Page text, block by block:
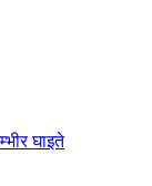
घाइते